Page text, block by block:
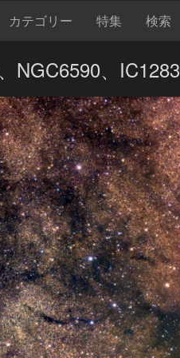
カテゴリー 特集 検索
NGC6590、IC1283